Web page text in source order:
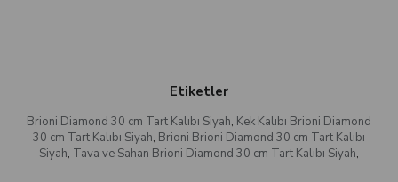
Etiketler
Brioni Diamond 30 cm Tart Kalıbı Siyah, Kek Kalıbı Brioni Diamond
30 cm Tart Kalıbı Siyah, Brioni Brioni Diamond 30 cm Tart Kalıbı
Siyah, Tava ve Sahan Brioni Diamond 30 cm Tart Kalıbı Siyah,